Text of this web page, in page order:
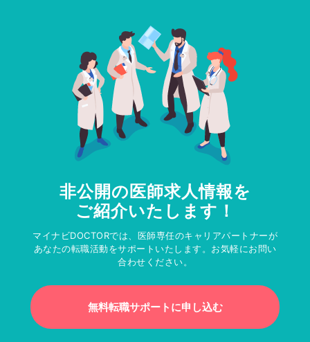
非公開の医師求人情報を
ご紹介いたします！
マイナビDOCTORでは、医師専任のキャリアパートナーが
あなたの転職活動をサポートいたします。お気軽にお問い
合わせください。
無料転職サポートに申し込む